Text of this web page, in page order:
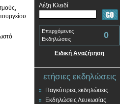
Λέξη Κλειδί
Επερχόμενες
Εκδηλώσεις
0
Ειδική Αναζήτηση
ετήσιες εκδηλώσεις
Παγκύπριες εκδηλώσεις
Εκδηλώσεις Λευκωσίας